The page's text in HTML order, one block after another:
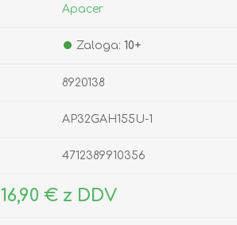
Apacer
Zaloga: 10+
8920138
AP32GAH155U-1
4712389910356
16,90 € z DDV